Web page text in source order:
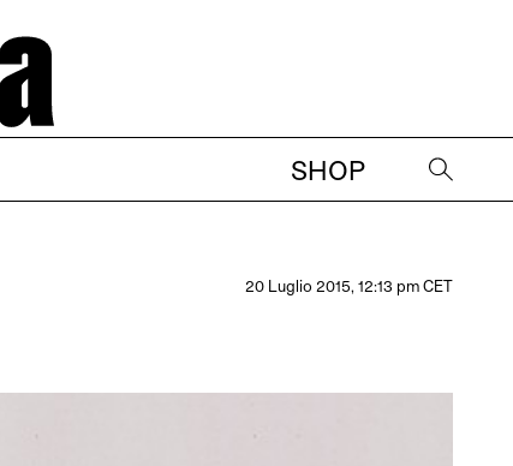
SHOP
→
20 Luglio 2015, 12:13 pm CET